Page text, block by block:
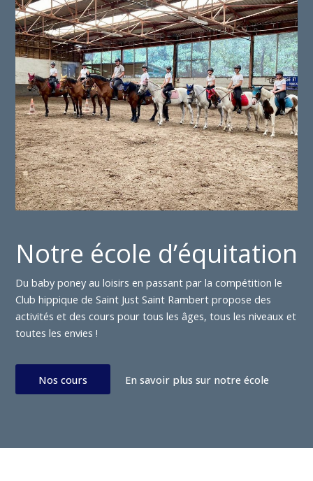
Notre école d’équitation
Du baby poney au loisirs en passant par la compétition le
Club hippique de Saint Just Saint Rambert propose des
activités et des cours pour tous les âges, tous les niveaux et
toutes les envies !
Nos cours En savoir plus sur notre école